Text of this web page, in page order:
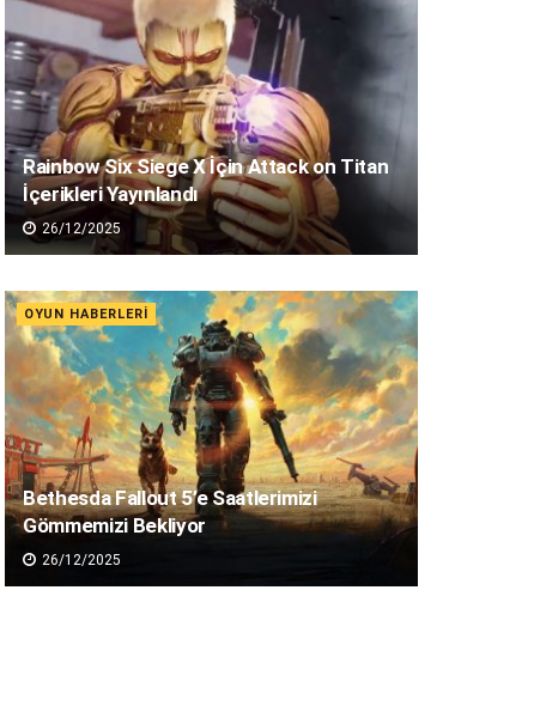
Rainbow Six Siege X İçin Attack on Titan
İçerikleri Yayınlandı
26/12/2025
OYUN HABERLERI
Bethesda Fallout 5’e Saatlerimizi
Gömmemizi Bekliyor
26/12/2025